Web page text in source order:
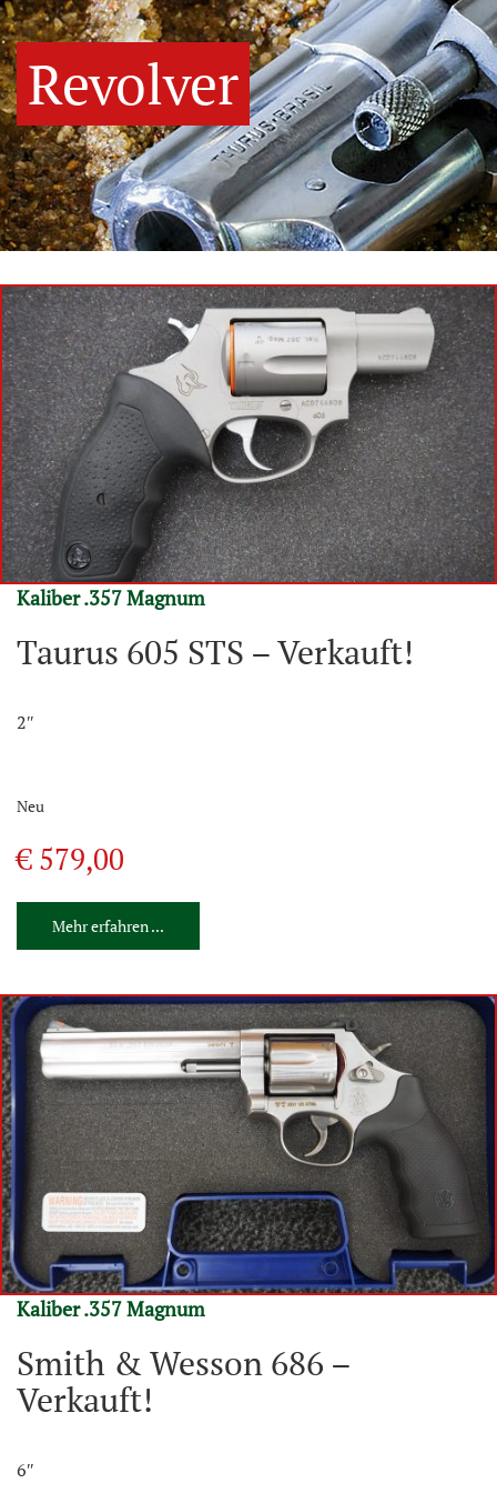
Revolver
Kaliber .357 Magnum
Taurus 605 STS – Verkauft!
2″
Neu
€ 579,00
Mehr erfahren ...
Kaliber .357 Magnum
Smith & Wesson 686 –
Verkauft!
6″